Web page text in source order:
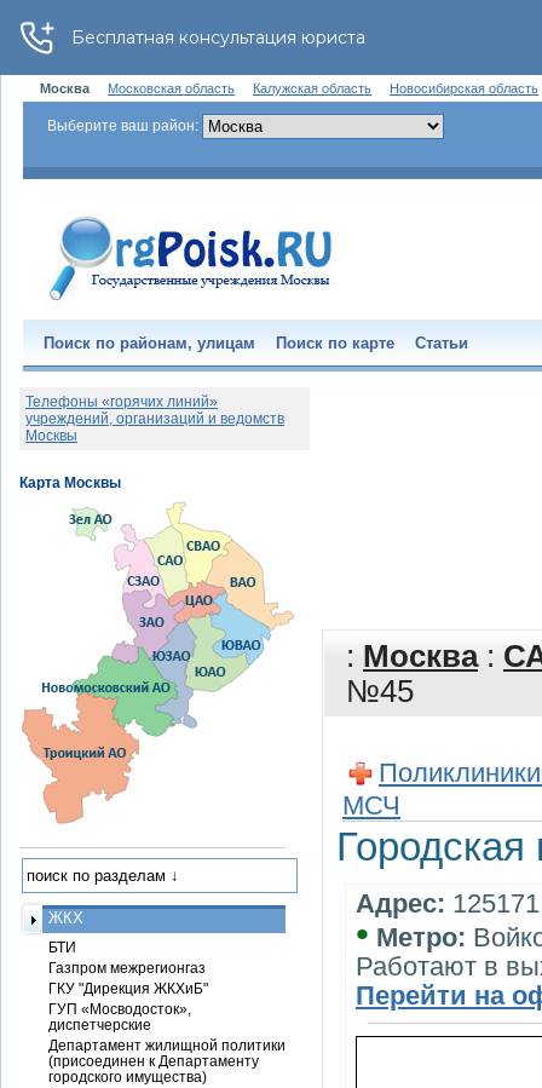
Москва Московская область Калужская область Новосибирская область
Выберите ваш район:
Поиск по районам, улицам Поиск по карте Статьи
: Москва:
№45
МСЧ
Адрес:
• Метро:
Работают в
Перейти на
Телефоны «горячих линий»
учреждений, организаций и ведомств
Москвы
ЖКХ
БТИ
Газпром межрегионгаз
ГКУ "Дирекция ЖКХиБ"
ГУП «Мосводосток»,
диспетчерские
Департамент жилищной политики
(присоединен к Департаменту
городского имущества)